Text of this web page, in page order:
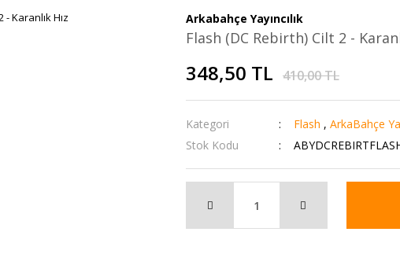
Arkabahçe Yayıncılık
Flash (DC Rebirth) Cilt 2 -
348,50 TL 410,00 TL
Kategori Flash , ArkaBahçe
Stok Kodu